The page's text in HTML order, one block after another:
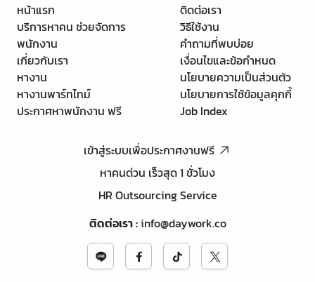
หน้าแรก
บริการหาคน ช่วยจัดการ
พนักงาน
เกี่ยวกับเรา
หางาน
หางานพาร์ทไทม์
ประกาศหาพนักงาน ฟรี
ติดต่อเรา
วิธีใช้งาน
คำถามที่พบบ่อย
เงื่อนไขและข้อกำหนด
นโยบายความเป็นส่วนตัว
นโยบายการใช้ข้อมูลคุกกี้
Job Index
เข้าสู่ระบบเพื่อประกาศงานฟรี
หาคนด่วน เร็วสุด 1 ชั่วโมง
HR Outsourcing Service
ติดต่อเรา:info@daywork.co